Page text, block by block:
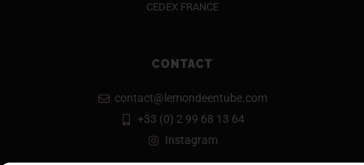
CEDEX FRANCE
CONTACT
contact@lemondeentube.com
+33 (0) 2 99 68 13 64
Instagram